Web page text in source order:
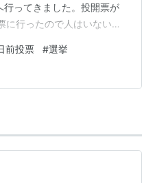
行ってきました。投開票が
に行ったので人はいないか
7月20日に予定がある方は
う。どこに入れたって変
投票で変えていきましょ
言い続けなければならな
、どこに入れた…
前投票 #選挙